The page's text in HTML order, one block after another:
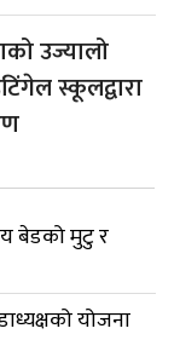
उज्यालो
स्कूलद्वारा
बेडको मुटु र
योजना